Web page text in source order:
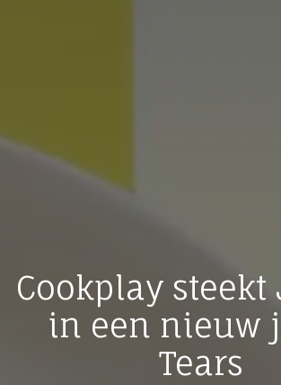
Cookplay steekt
in een nieuw
Tears